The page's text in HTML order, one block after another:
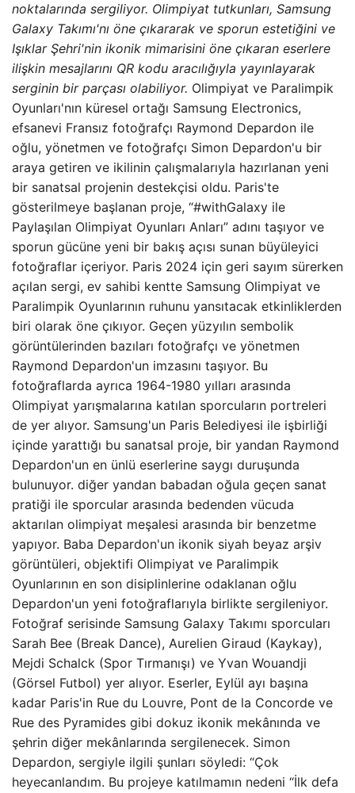
noktalarında sergiliyor. Olimpiyat tutkunları, Samsung
Galaxy Takımı'nı öne çıkararak ve sporun estetiğini ve
Işıklar Şehri'nin ikonik mimarisini öne çıkaran eserlere
ilişkin mesajlarını QR kodu aracılığıyla yayınlayarak
serginin bir parçası olabiliyor. Olimpiyat ve Paralimpik
Oyunları'nın küresel ortağı Samsung Electronics,
efsanevi Fransız fotoğrafçı Raymond Depardon ile
oğlu, yönetmen ve fotoğrafçı Simon Depardon'u bir
araya getiren ve ikilinin çalışmalarıyla hazırlanan yeni
bir sanatsal projenin destekçisi oldu. Paris'te
gösterilmeye başlanan proje, “#withGalaxy ile
Paylaşılan Olimpiyat Oyunları Anları” adını taşıyor ve
sporun gücüne yeni bir bakış açısı sunan büyüleyici
fotoğraflar içeriyor. Paris 2024 için geri sayım sürerken
açılan sergi, ev sahibi kentte Samsung Olimpiyat ve
Paralimpik Oyunlarının ruhunu yansıtacak etkinliklerden
biri olarak öne çıkıyor. Geçen yüzyılın sembolik
görüntülerinden bazıları fotoğrafçı ve yönetmen
Raymond Depardon'un imzasını taşıyor. Bu
fotoğraflarda ayrıca 1964-1980 yılları arasında
Olimpiyat yarışmalarına katılan sporcuların portreleri
de yer alıyor. Samsung'un Paris Belediyesi ile işbirliği
içinde yarattığı bu sanatsal proje, bir yandan Raymond
Depardon'un en ünlü eserlerine saygı duruşunda
bulunuyor. diğer yandan babadan oğula geçen sanat
pratiği ile sporcular arasında bedenden vücuda
aktarılan olimpiyat meşalesi arasında bir benzetme
yapıyor. Baba Depardon'un ikonik siyah beyaz arşiv
görüntüleri, objektifi Olimpiyat ve Paralimpik
Oyunlarının en son disiplinlerine odaklanan oğlu
Depardon'un yeni fotoğraflarıyla birlikte sergileniyor.
Fotoğraf serisinde Samsung Galaxy Takımı sporcuları
Sarah Bee (Break Dance), Aurelien Giraud (Kaykay),
Mejdi Schalck (Spor Tırmanışı) ve Yvan Wouandji
(Görsel Futbol) yer alıyor. Eserler, Eylül ayı başına
kadar Paris'in Rue du Louvre, Pont de la Concorde ve
Rue des Pyramides gibi dokuz ikonik mekânında ve
şehrin diğer mekânlarında sergilenecek. Simon
Depardon, sergiyle ilgili şunları söyledi: “Çok
heyecanlandım. Bu projeye katılmamın nedeni “İlk defa